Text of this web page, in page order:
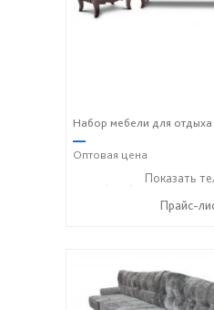
Набор мебели для
—
Оптовая цена
+7 (989) 269-73-94
Показать
Прайс-